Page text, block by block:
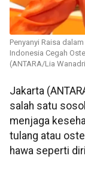
Penyanyi Raisa
Indonesia Cegah
(ANTARA/Lia
Jakarta
salah satu
menjaga
tulang atau
hawa seperti